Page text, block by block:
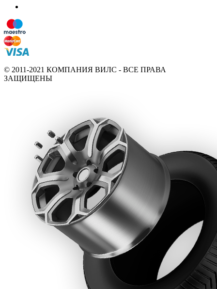
© 2011-2021 КОМПАНИЯ ВИЛС - ВСЕ ПРАВА
ЗАЩИЩЕНЫ